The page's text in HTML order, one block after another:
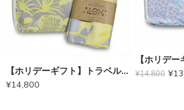
【ホリデーギフト】トラベルポーチ（イエロー）× ヨガマットタオル（イエロー）
¥14,800
¥14,800 ¥